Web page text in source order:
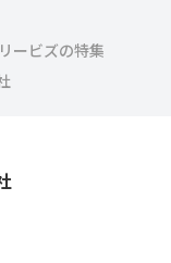
ービズの特集